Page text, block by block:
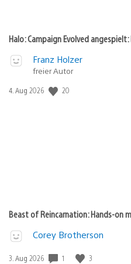
Halo: Campaign Evolved
Franz Holzer
freier Autor
Veröffentlichungsdatum:
4. Aug 2026 20
Beast of Reincarnation: Hands-on
Corey Brotherson
Veröffentlichungsdatum:
3. Aug 2026 1 3